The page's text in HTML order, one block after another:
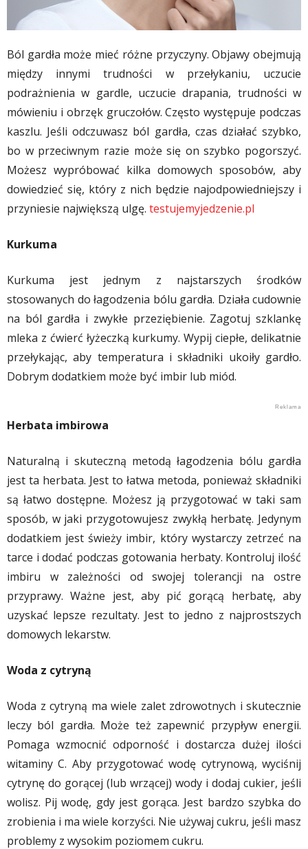
Ból gardła może mieć różne przyczyny. Objawy obejmują
między innymi trudności w przełykaniu, uczucie
podrażnienia w gardle, uczucie drapania, trudności w
mówieniu i obrzęk gruczołów. Często występuje podczas
kaszlu. Jeśli odczuwasz ból gardła, czas działać szybko,
bo w przeciwnym razie może się on szybko pogorszyć.
Możesz wypróbować kilka domowych sposobów, aby
dowiedzieć się, który z nich będzie najodpowiedniejszy i
przyniesie największą ulgę. testujemyjedzenie.pl
Kurkuma
Kurkuma jest jednym z najstarszych środków
stosowanych do łagodzenia bólu gardła. Działa cudownie
na ból gardła i zwykłe przeziębienie. Zagotuj szklankę
mleka z ćwierć łyżeczką kurkumy. Wypij ciepłe, delikatnie
przełykając, aby temperatura i składniki ukoiły gardło.
Dobrym dodatkiem może być imbir lub miód.
Herbata imbirowa
Naturalną i skuteczną metodą łagodzenia bólu gardła
jest ta herbata. Jest to łatwa metoda, ponieważ składniki
są łatwo dostępne. Możesz ją przygotować w taki sam
sposób, w jaki przygotowujesz zwykłą herbatę. Jedynym
dodatkiem jest świeży imbir, który wystarczy zetrzeć na
tarce i dodać podczas gotowania herbaty. Kontroluj ilość
imbiru w zależności od swojej tolerancji na ostre
przyprawy. Ważne jest, aby pić gorącą herbatę, aby
uzyskać lepsze rezultaty. Jest to jedno z najprostszych
domowych lekarstw.
Woda z cytryną
Woda z cytryną ma wiele zalet zdrowotnych i skutecznie
leczy ból gardła. Może też zapewnić przypływ energii.
Pomaga wzmocnić odporność i dostarcza dużej ilości
witaminy C. Aby przygotować wodę cytrynową, wyciśnij
cytrynę do gorącej (lub wrzącej) wody i dodaj cukier, jeśli
wolisz. Pij wodę, gdy jest gorąca. Jest bardzo szybka do
zrobienia i ma wiele korzyści. Nie używaj cukru, jeśli masz
problemy z wysokim poziomem cukru.